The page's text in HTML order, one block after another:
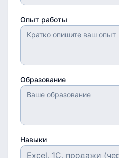
Опыт работы
Образование
Навыки